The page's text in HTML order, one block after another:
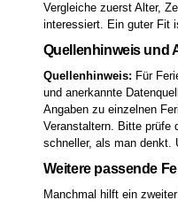
Vergleiche zuerst Alter,
interessiert. Ein guter Fit
Quellenhinweis und
Quellenhinweis: Für
und anerkannte
Angaben zu einzelnen
Veranstaltern. Bitte prüfe
schneller, als man denkt.
Weitere passende
Manchmal hilft ein